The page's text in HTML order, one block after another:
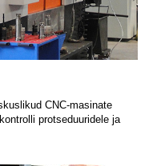
CNC-masinate
protseduuridele ja